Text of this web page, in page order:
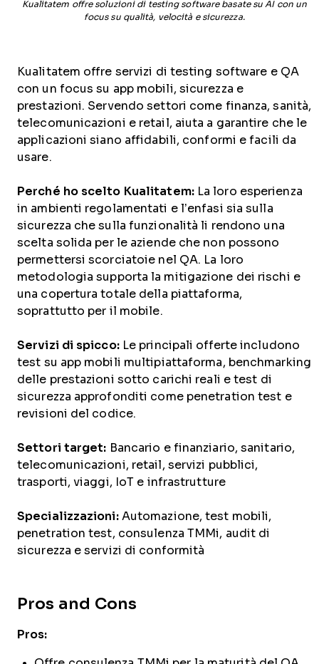
Kualitatem offre soluzioni di testing software basate su AI con un
focus su qualità, velocità e sicurezza.
Kualitatem offre servizi di testing software e QA
con un focus su app mobili, sicurezza e
prestazioni. Servendo settori come finanza, sanità,
telecomunicazioni e retail, aiuta a garantire che le
applicazioni siano affidabili, conformi e facili da
usare.
Perché ho scelto Kualitatem: La loro esperienza
in ambienti regolamentati e l’enfasi sia sulla
sicurezza che sulla funzionalità li rendono una
scelta solida per le aziende che non possono
permettersi scorciatoie nel QA. La loro
metodologia supporta la mitigazione dei rischi e
una copertura totale della piattaforma,
soprattutto per il mobile.
Servizi di spicco:Le principali offerte includono
test su app mobili multipiattaforma, benchmarking
delle prestazioni sotto carichi reali e test di
sicurezza approfonditi come penetration test e
revisioni del codice.
Settori target: Bancario e finanziario, sanitario,
telecomunicazioni, retail, servizi pubblici,
trasporti, viaggi, IoT e infrastrutture
Specializzazioni: Automazione, test mobili,
penetration test, consulenza TMMi, audit di
sicurezza e servizi di conformità
Pros and Cons
Pros: